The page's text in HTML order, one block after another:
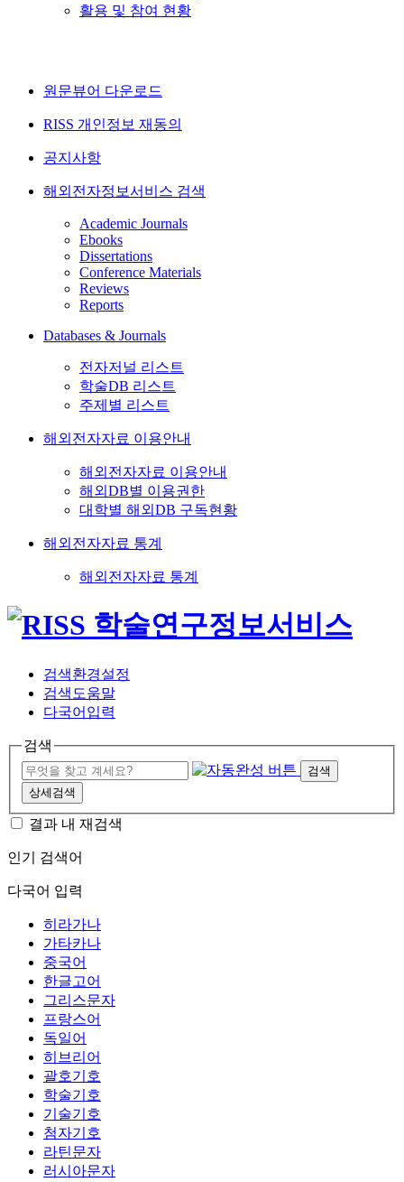
활용 및 참여 현황
원문뷰어 다운로드
RISS 개인정보 재동의
공지사항
해외전자정보서비스 검색
Academic Journals
Ebooks
Dissertations
Conference Materials
Reviews
Reports
Databases & Journals
전자저널 리스트
학술DB 리스트
주제별 리스트
해외전자자료 이용안내
해외전자자료 이용안내
해외DB별 이용권한
대학별 해외DB 구독현황
해외전자자료 통계
해외전자자료 통계
검색환경설정
검색도움말
다국어입력
검색
검색
상세검색
결과 내 재검색
인기 검색어
다국어 입력
히라가나
가타카나
중국어
한글고어
그리스문자
프랑스어
독일어
히브리어
괄호기호
학술기호
기술기호
첨자기호
라틴문자
러시아문자